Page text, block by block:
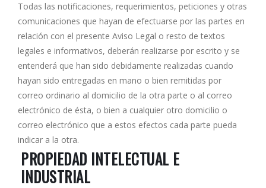
Todas las notificaciones, requerimientos, peticiones y otras
comunicaciones que hayan de efectuarse por las partes en
relación con el presente Aviso Legal o resto de textos
legales e informativos, deberán realizarse por escrito y se
entenderá que han sido debidamente realizadas cuando
hayan sido entregadas en mano o bien remitidas por
correo ordinario al domicilio de la otra parte o al correo
electrónico de ésta, o bien a cualquier otro domicilio o
correo electrónico que a estos efectos cada parte pueda
indicar a la otra.
PROPIEDAD INTELECTUAL E
INDUSTRIAL